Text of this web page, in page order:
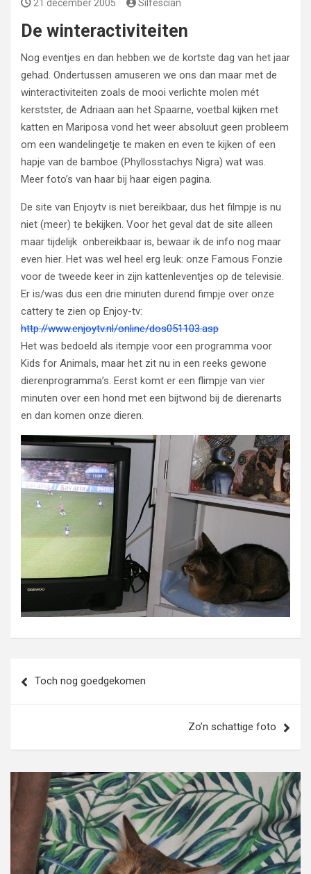
21 december 2005 Silfescian
De winteractiviteiten
Nog eventjes en dan hebben we de kortste dag van het jaar
gehad. Ondertussen amuseren we ons dan maar met de
winteractiviteiten zoals de mooi verlichte molen mét
kerstster, de Adriaan aan het Spaarne, voetbal kijken met
katten en Mariposa vond het weer absoluut geen probleem
om een wandelingetje te maken en even te kijken of een
hapje van de bamboe (Phyllosstachys Nigra) wat was.
Meer foto’s van haar bij haar eigen pagina.
De site van Enjoytv is niet bereikbaar, dus het filmpje is nu
niet (meer) te bekijken. Voor het geval dat de site alleen
maar tijdelijk onbereikbaar is, bewaar ik de info nog maar
even hier. Het was wel heel erg leuk: onze Famous Fonzie
voor de tweede keer in zijn kattenleventjes op de televisie.
Er is/was dus een drie minuten durend fimpje over onze
cattery te zien op Enjoy-tv:
http://www.enjoytv.nl/online/dos051103.asp
Het was bedoeld als itempje voor een programma voor
Kids for Animals, maar het zit nu in een reeks gewone
dierenprogramma’s. Eerst komt er een flimpje van vier
minuten over een hond met een bijtwond bij de dierenarts
en dan komen onze dieren.
navigatie
Toch nog goedgekomen
Zo’n schattige foto